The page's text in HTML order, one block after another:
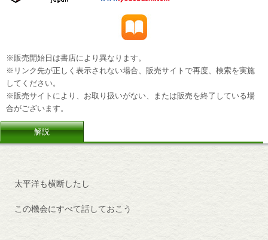
※販売開始日は書店により異なります。
※リンク先が正しく表示されない場合、販売サイトで再度、検索を実施
してください。
※販売サイトにより、お取り扱いがない、または販売を終了している場
合がございます。
解説
太平洋も横断したし
この機会にすべて話しておこう